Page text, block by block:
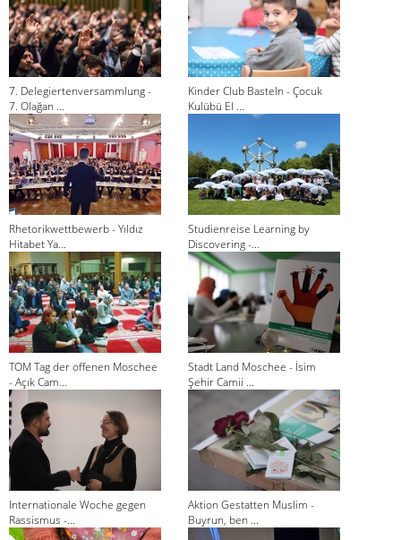
7. Delegiertenversammlung -
7. Olağan ...
Kinder Club Basteln - Çocuk
Kulübü El ...
Rhetorikwettbewerb - Yıldız
Hitabet Ya...
Studienreise Learning by
Discovering -...
TOM Tag der offenen Moschee
- Açık Cam...
Stadt Land Moschee - İsim
Şehir Camii ...
Internationale Woche gegen
Rassismus -...
Aktion Gestatten Muslim -
Buyrun, ben ...